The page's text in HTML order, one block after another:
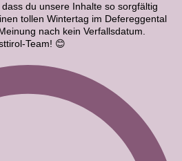
du unsere Inhalte so sorgfältig
tollen Wintertag im Defereggental
nach kein Verfallsdatum.
Team! 😊